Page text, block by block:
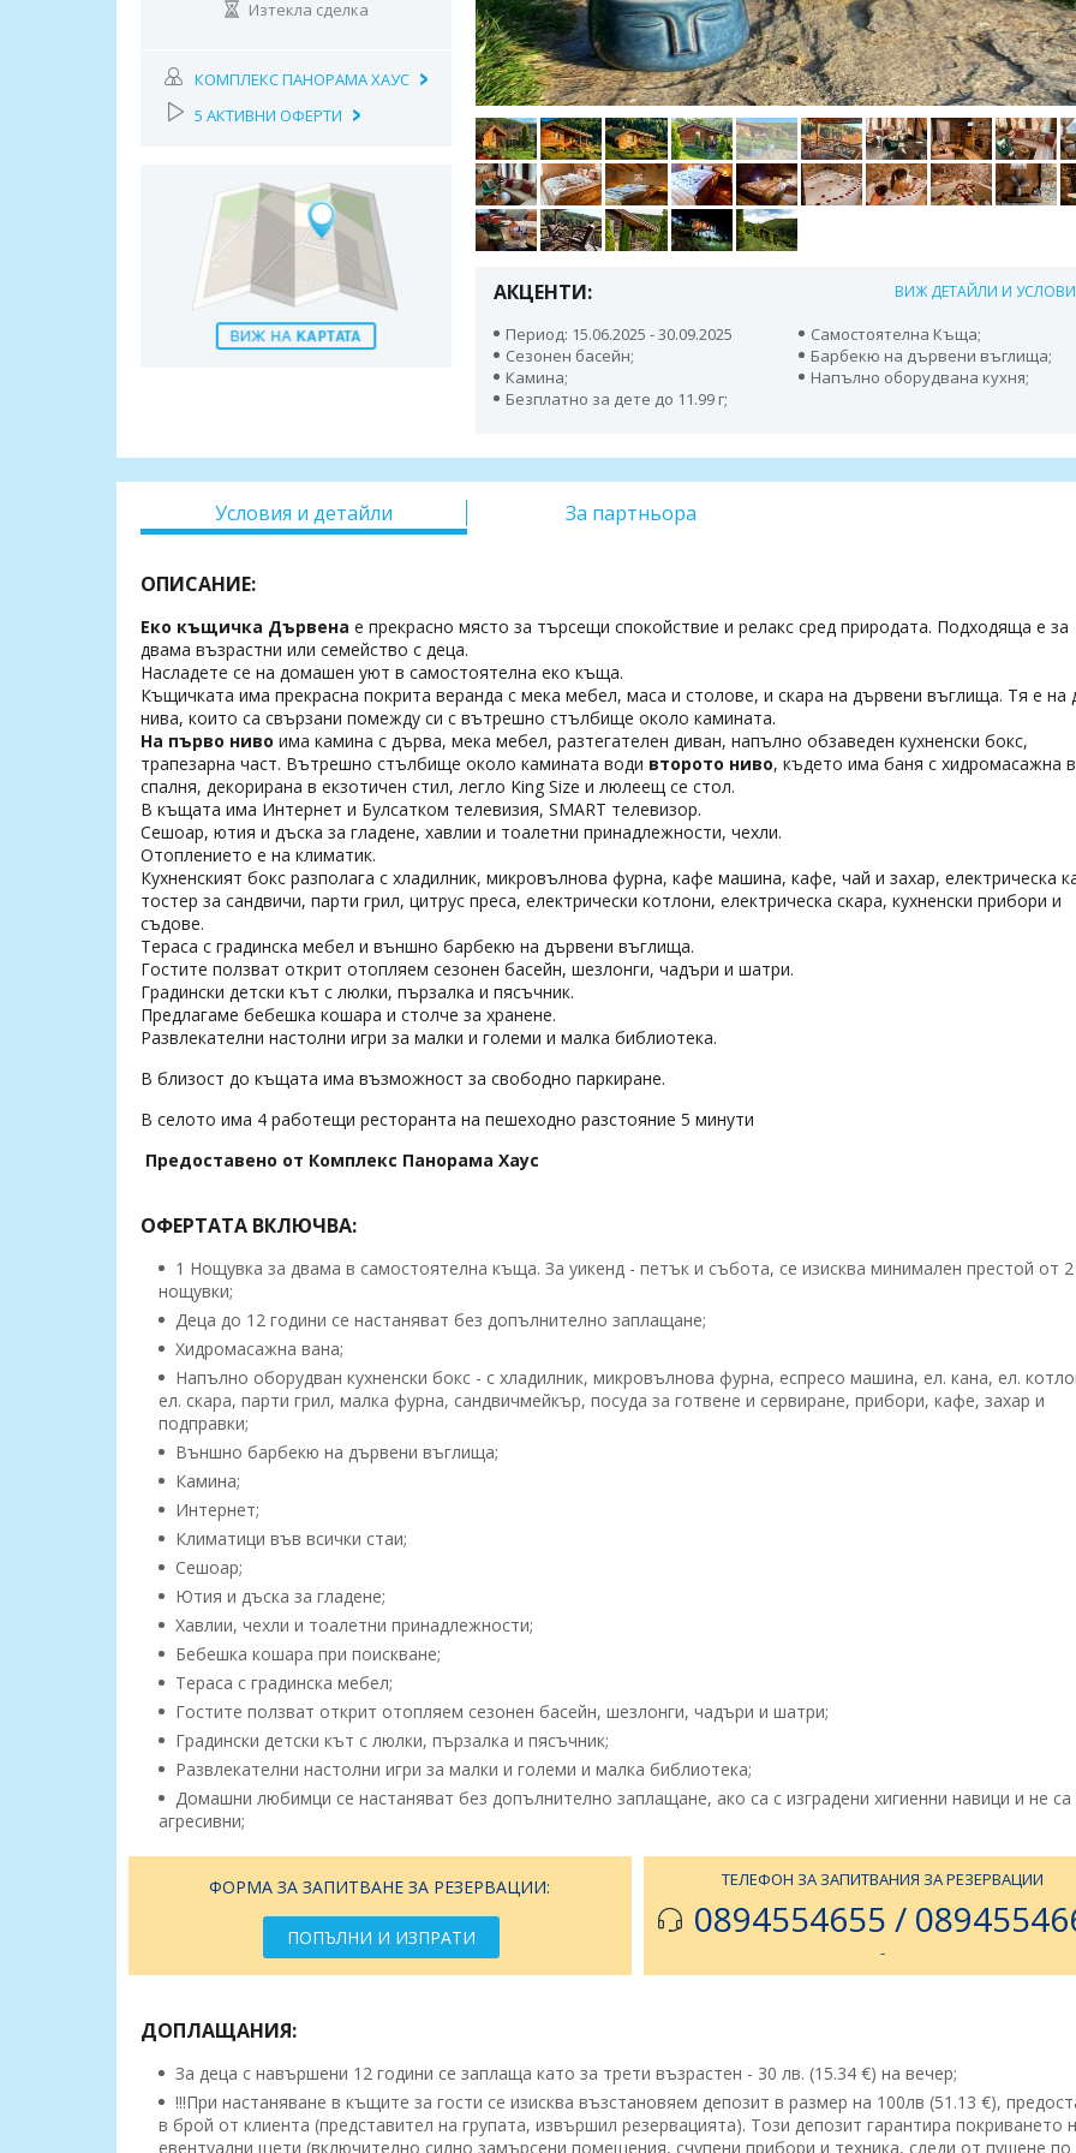
АКЦЕНТИ: ВИЖ ДЕТАЙЛИ И
Период: 15.06.2025 - 30.09.2025
Самостоятелна Къща;
Сезонен басейн;
Барбекю на дървени въглища;
Камина;
Напълно оборудвана кухня;
Безплатно за дете до 11.99 г;
Изтекла сделка
КОМПЛЕКС ПАНОРАМА ХАУС
5 АКТИВНИ ОФЕРТИ
Условия и детайли За партньора
ОПИСАНИЕ:
Еко къщичка Дървена е прекрасно място за търсещи спокойствие и релакс сред природата. Подходяща е за
двама възрастни или семейство с деца.
Насладете се на домашен уют в самостоятелна еко къща.
Къщичката има прекрасна покрита веранда с мека мебел, маса и столове, и скара на дървени въглища. Тя е на
нива, които са свързани помежду си с вътрешно стълбище около камината.
На първо ниво има камина с дърва, мека мебел, разтегателен диван, напълно обзаведен кухненски бокс,
трапезарна част. Вътрешно стълбище около камината води второто ниво, където има баня с хидромасажна
спалня, декорирана в екзотичен стил, легло King Size и люлеещ се стол.
В къщата има Интернет и Булсатком телевизия, SMART телевизор.
Сешоар, ютия и дъска за гладене, хавлии и тоалетни принадлежности, чехли.
Отоплението е на климатик.
Кухненският бокс разполага с хладилник, микровълнова фурна, кафе машина, кафе, чай и захар, електрическа
тостер за сандвичи, парти грил, цитрус преса, електрически котлони, електрическа скара, кухненски прибори и
съдове.
Тераса с градинска мебел и външно барбекю на дървени въглища.
Гостите ползват открит отопляем сезонен басейн, шезлонги, чадъри и шатри.
Градински детски кът с люлки, пързалка и пясъчник.
Предлагаме бебешка кошара и столче за хранене.
Развлекателни настолни игри за малки и големи и малка библиотека.
В близост до къщата има възможност за свободно паркиране.
В селото има 4 работещи ресторанта на пешеходно разстояние 5 минути
Предоставено от Комплекс Панорама Хаус
ОФЕРТАТА ВКЛЮЧВА:
1 Нощувка за двама в самостоятелна къща. За уикенд - петък и събота, се изисква минимален престой от 2
нощувки;
Деца до 12 години се настаняват без допълнително заплащане;
Хидромасажна вана;
Напълно оборудван кухненски бокс - с хладилник, микровълнова фурна, еспресо машина, ел. кана, ел.
ел. скара, парти грил, малка фурна, сандвичмейкър, посуда за готвене и сервиране, прибори, кафе, захар и
подправки;
Външно барбекю на дървени въглища;
Камина;
Интернет;
Климатици във всички стаи;
Сешоар;
Ютия и дъска за гладене;
Хавлии, чехли и тоалетни принадлежности;
Бебешка кошара при поискване;
Тераса с градинска мебел;
Гостите ползват открит отопляем сезонен басейн, шезлонги, чадъри и шатри;
Градински детски кът с люлки, пързалка и пясъчник;
Развлекателни настолни игри за малки и големи и малка библиотека;
Домашни любимци се настаняват без допълнително заплащане, ако са с изградени хигиенни навици и не са
агресивни;
ФОРМА ЗА ЗАПИТВАНЕ ЗА РЕЗЕРВАЦИИ:
ПОПЪЛНИ И ИЗПРАТИ
ТЕЛЕФОН ЗА ЗАПИТВАНИЯ ЗА РЕЗЕРВАЦИИ
0894554655 /
-
ДОПЛАЩАНИЯ:
За деца с навършени 12 години се заплаща като за трети възрастен - 30 лв. (15.34 €) на вечер;
!!!При настаняване в къщите за гости се изисква възстановяем депозит в размер на 100лв (51.13 €),
в брой от клиента (представител на групата, извършил резервацията). Този депозит гарантира покриването
евентуални щети (включително силно замърсени помещения, счупени прибори и техника, следи от пушене по